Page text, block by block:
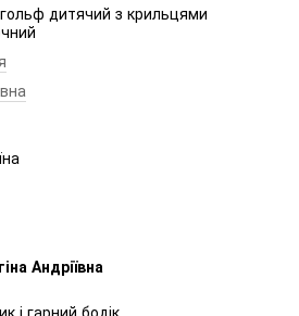
дитячий з крильцями
Андріївна
і гарний бодік